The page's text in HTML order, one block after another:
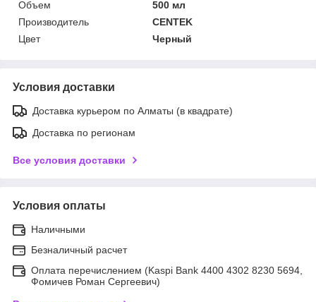
Объем
500 мл
Производитель
CENTEK
Цвет
Черный
Условия доставки
Доставка курьером по Алматы (в квадрате)
Доставка по регионам
Все условия доставки
Условия оплаты
Наличными
Безналичный расчет
Оплата перечислением (Kaspi Bank 4400 4302 8230 5694,
Фомичев Роман Сергеевич)